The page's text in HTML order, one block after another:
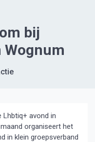
bij
Wognum
Lhbtiq+ avond in
organiseert het
in klein groepsverband